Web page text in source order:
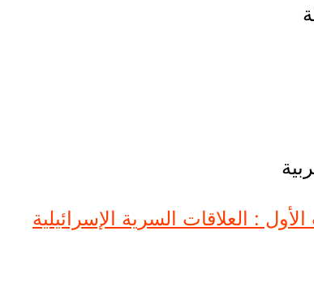
: العلاقات السرية الإسرائيلية